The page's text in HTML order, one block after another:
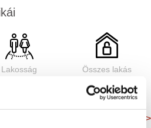
Lakosság Összes lakás
72 077 db
Még több adat >